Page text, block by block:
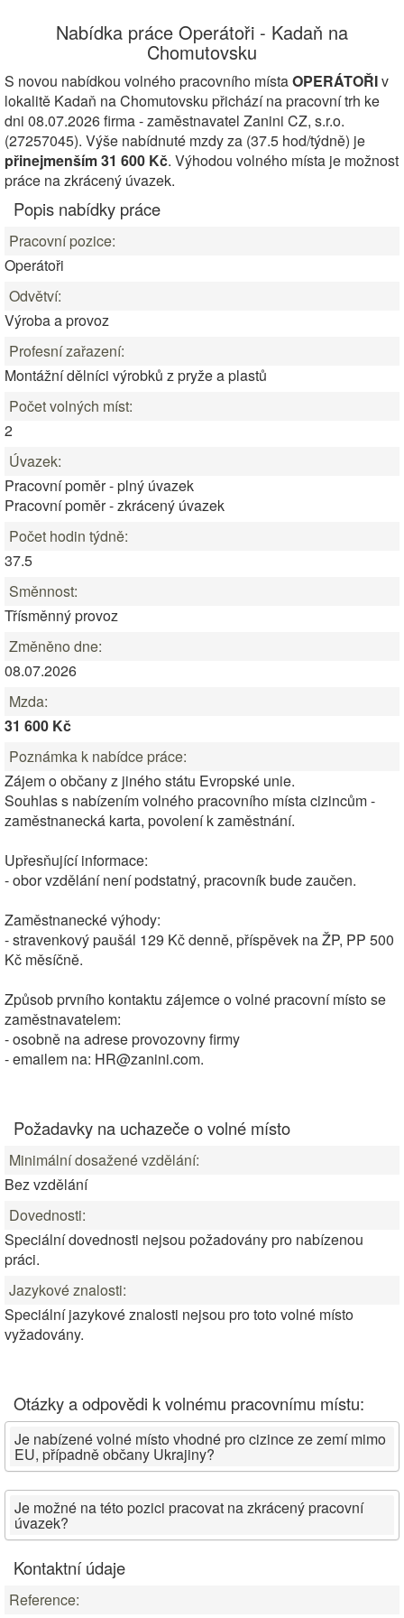
Nabídka práce Operátoři - Kadaň na
Chomutovsku
S novou nabídkou volného pracovního místaOPERÁTOŘIv
lokalitě Kadaň na Chomutovsku přichází na pracovní trh ke
dni 08.07.2026 firma - zaměstnavatel Zanini CZ, s.r.o.
(27257045). Výše nabídnuté mzdy za (37.5 hod/týdně) je
přinejmenším 31 600 Kč. Výhodou volného místa je možnost
práce na zkrácený úvazek.
Popis nabídky práce
Pracovní pozice:
Operátoři
Odvětví:
Výroba a provoz
Profesní zařazení:
Montážní dělníci výrobků z pryže a plastů
Počet volných míst:
2
Úvazek:
Pracovní poměr - plný úvazek
Pracovní poměr - zkrácený úvazek
Počet hodin týdně:
37.5
Směnnost:
Třísměnný provoz
Změněno dne:
08.07.2026
Mzda:
31 600 Kč
Poznámka k nabídce práce:
Zájem o občany z jiného státu Evropské unie.
Souhlas s nabízením volného pracovního místa cizincům -
zaměstnanecká karta, povolení k zaměstnání.
Upřesňující informace:
- obor vzdělání není podstatný, pracovník bude zaučen.
Zaměstnanecké výhody:
- stravenkový paušál 129 Kč denně, příspěvek na ŽP, PP 500
Kč měsíčně.
Způsob prvního kontaktu zájemce o volné pracovní místo se
zaměstnavatelem:
- osobně na adrese provozovny firmy
- emailem na: HR@zanini.com.
Požadavky na uchazeče o volné místo
Minimální dosažené vzdělání:
Bez vzdělání
Dovednosti:
Speciální dovednosti nejsou požadovány pro nabízenou
práci.
Jazykové znalosti:
Speciální jazykové znalosti nejsou pro toto volné místo
vyžadovány.
Otázky a odpovědi k volnému pracovnímu místu:
Je nabízené volné místo vhodné pro cizince ze zemí mimo
EU, případně občany Ukrajiny?
Je možné na této pozici pracovat na zkrácený pracovní
úvazek?
Kontaktní údaje
Reference: